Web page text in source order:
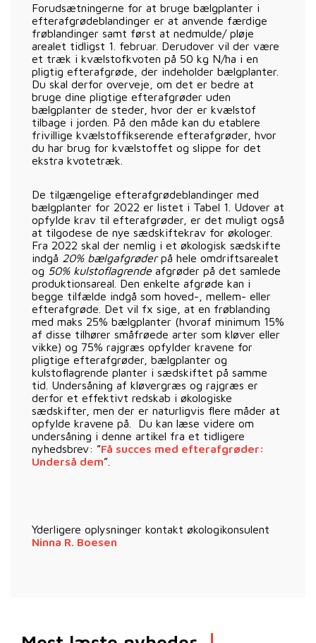
Forudsætningerne for at bruge bælgplanter i
efterafgrødeblandinger er at anvende færdige
frøblandinger samt først at nedmulde/ pløje
arealet tidligst 1. februar. Derudover vil der være
et træk i kvælstofkvoten på 50 kg N/ha i en
pligtig efterafgrøde, der indeholder bælgplanter.
Du skal derfor overveje, om det er bedre at
bruge dine pligtige efterafgrøder uden
bælgplanter de steder, hvor der er kvælstof
tilbage i jorden. På den måde kan du etablere
frivillige kvælstoffikserende efterafgrøder, hvor
du har brug for kvælstoffet og slippe for det
ekstra kvotetræk.
De tilgængelige efterafgrødeblandinger med
bælgplanter for 2022 er listet i Tabel 1. Udover at
opfylde krav til efterafgrøder, er det muligt også
at tilgodese de nye sædskiftekrav for økologer.
Fra 2022 skal der nemlig i et økologisk sædskifte
indgå 20% bælgafgrøderpå hele omdriftsarealet
og 50% kulstoflagrende afgrøder på det samlede
produktionsareal. Den enkelte afgrøde kan i
begge tilfælde indgå som hoved-, mellem- eller
efterafgrøde. Det vil fx sige, at en frøblanding
med maks 25% bælgplanter (hvoraf minimum 15%
af disse tilhører småfrøede arter som kløver eller
vikke) og 75% rajgræs opfylder kravene for
pligtige efterafgrøder, bælgplanter og
kulstoflagrende planter i sædskiftet på samme
tid. Undersåning af kløvergræs og rajgræs er
derfor et effektivt redskab i økologiske
sædskifter, men der er naturligvis flere måder at
opfylde kravene på. Du kan læse videre om
undersåning i denne artikel fra et tidligere
nyhedsbrev: ”Få succes med efterafgrøder:
Underså dem”.
Yderligere oplysninger kontakt økologikonsulent
Ninna R. Boesen